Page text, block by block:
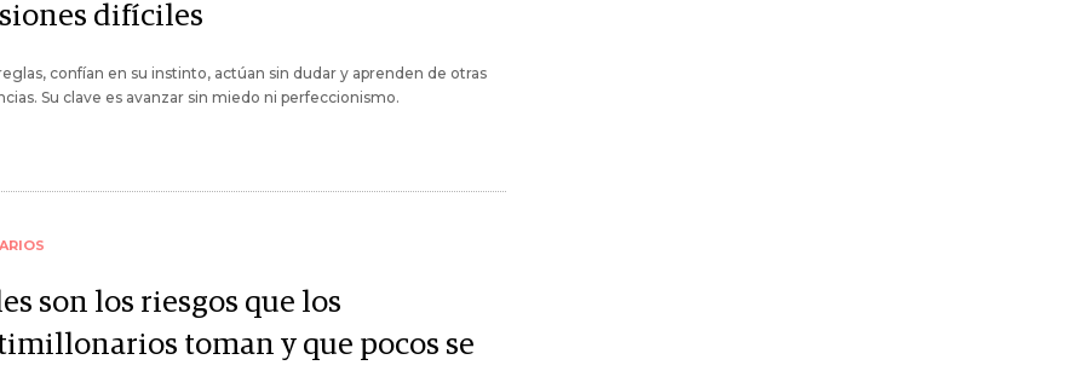
difíciles
confían en su instinto, actúan sin dudar y aprenden de otras
Su clave es avanzar sin miedo ni perfeccionismo.
son los riesgos que los
toman y que pocos se